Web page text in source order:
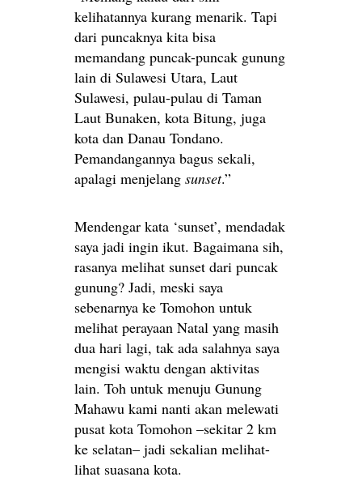
kelihatannya kurang menarik. Tapi
dari puncaknya kita bisa
memandang puncak-puncak gunung
lain di Sulawesi Utara, Laut
Sulawesi, pulau-pulau di Taman
Laut Bunaken, kota Bitung, juga
kota dan Danau Tondano.
Pemandangannya bagus sekali,
apalagi menjelang sunset.”
Mendengar kata ‘sunset’, mendadak
saya jadi ingin ikut. Bagaimana sih,
rasanya melihat sunset dari puncak
gunung? Jadi, meski saya
sebenarnya ke Tomohon untuk
melihat perayaan Natal yang masih
dua hari lagi, tak ada salahnya saya
mengisi waktu dengan aktivitas
lain. Toh untuk menuju Gunung
Mahawu kami nanti akan melewati
pusat kota Tomohon –sekitar 2 km
ke selatan– jadi sekalian melihat-
lihat suasana kota.